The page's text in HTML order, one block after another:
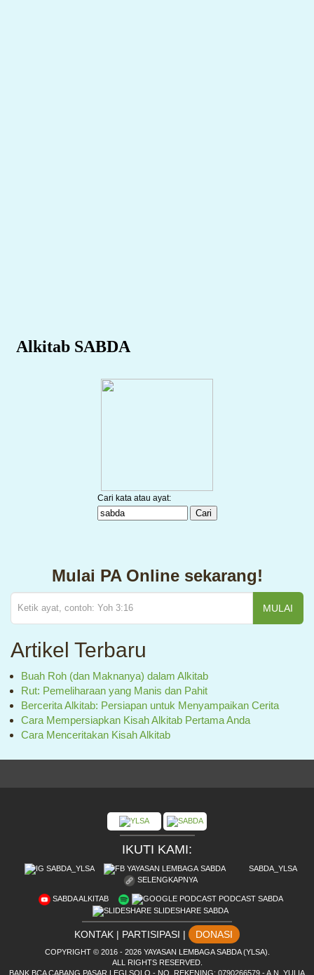
Mulai PA Online sekarang!
MULAI
Artikel Terbaru
Buah Roh (dan Maknanya) dalam Alkitab
Rut: Pemeliharaan yang Manis dan Pahit
Bercerita Alkitab: Persiapan untuk Menyampaikan Cerita
Cara Mempersiapkan Kisah Alkitab Pertama Anda
Cara Menceritakan Kisah Alkitab
IKUTI KAMI:
SABDA_YLSA YAYASAN LEMBAGA SABDA
SABDA_YLSA
SELENGKAPNYA
SABDA ALKITAB
PODCAST SABDA
SLIDESHARE SABDA
KONTAK | PARTISIPASI | DONASI
COPYRIGHT© 2016 - 2026 YAYASAN LEMBAGA SABDA (YLSA).
ALL RIGHTS RESERVED.
BANK BCA CABANG PASAR LEGI SOLO - NO. REKENING: 0790266579 - A.N. YULIA